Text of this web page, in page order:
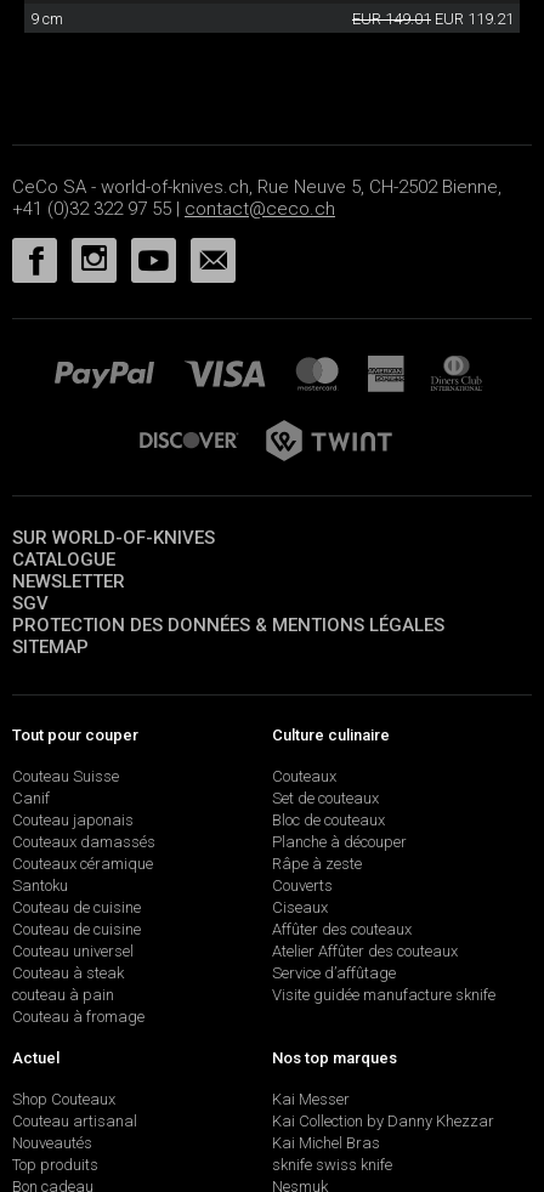
9 cm EUR 149.01 EUR 119.21
CeCo SA - world-of-knives.ch, Rue Neuve 5, CH-2502 Bienne,
+41 (0)32 322 97 55 | contact@ceco.ch
SUR WORLD-OF-KNIVES
CATALOGUE
NEWSLETTER
SGV
PROTECTION DES DONNÉES & MENTIONS LÉGALES
SITEMAP
Tout pour couper
Couteau Suisse
Canif
Couteau japonais
Couteaux damassés
Couteaux céramique
Santoku
Couteau de cuisine
Couteau de cuisine
Couteau universel
Couteau à steak
couteau à pain
Couteau à fromage
Culture culinaire
Couteaux
Set de couteaux
Bloc de couteaux
Planche à découper
Râpe à zeste
Couverts
Ciseaux
Affûter des couteaux
Atelier Affûter des couteaux
Service d’affûtage
Visite guidée manufacture sknife
Actuel
Shop Couteaux
Couteau artisanal
Nouveautés
Top produits
Bon cadeau
Nos top marques
Kai Messer
Kai Collection by Danny Khezzar
Kai Michel Bras
sknife swiss knife
Nesmuk